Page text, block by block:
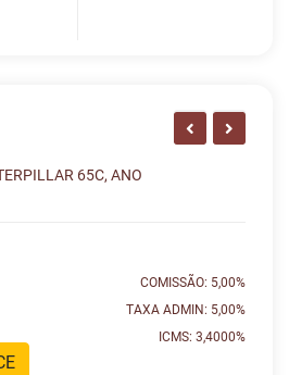
65C, ANO
COMISSÃO: 5,00%
TAXA ADMIN: 5,00%
ICMS: 3,4000%